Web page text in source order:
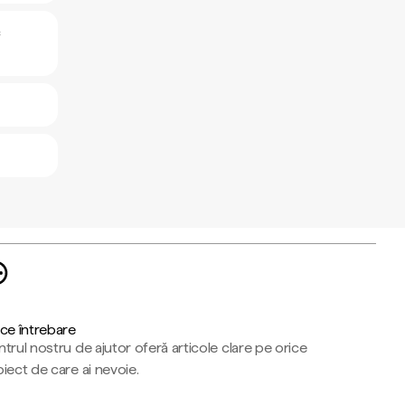
întrebare
nostru de ajutor oferă articole clare pe orice
de care ai nevoie.